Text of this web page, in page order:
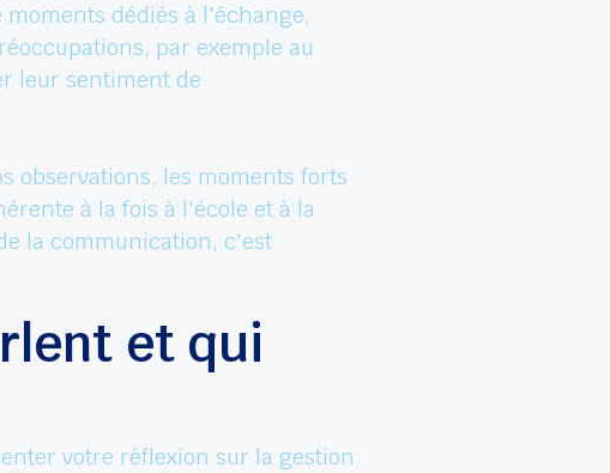
dédiés à l'échange,
par exemple au
leur sentiment de
observations, les moments forts
à la fois à l'école et à la
la communication, c'est
et qui
votre réflexion sur la gestion